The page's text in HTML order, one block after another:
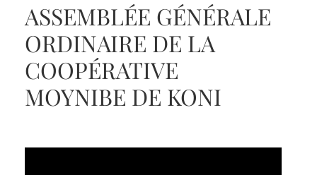
ASSEMBLÉE GÉNÉRALE
ORDINAIRE DE LA
COOPÉRATIVE
MOYNIBE DE KONI